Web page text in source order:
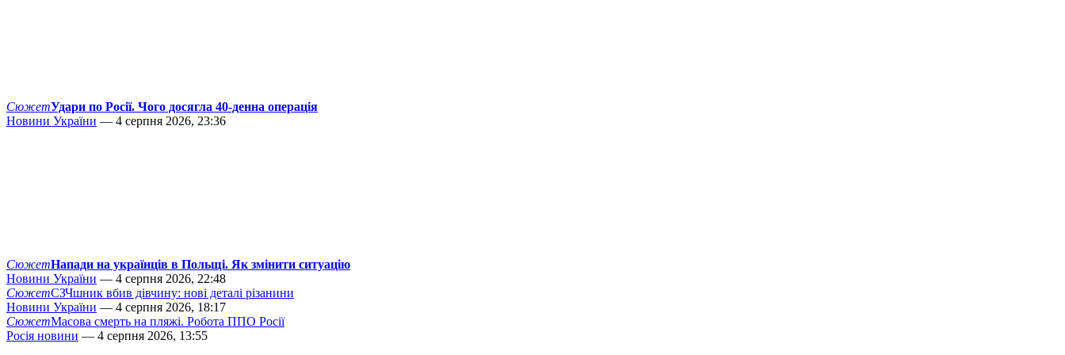
СюжетУдари по Росії. Чого досягла 40-денна операція
Новини України — 4 серпня 2026, 23:36
СюжетНапади на українців в Польщі. Як змінити ситуацію
Новини України — 4 серпня 2026, 22:48
СюжетСЗЧшник вбив дівчину: нові деталі різанини
Новини України — 4 серпня 2026, 18:17
СюжетМасова смерть на пляжі. Робота ППО Росії
Росія новини — 4 серпня 2026, 13:55